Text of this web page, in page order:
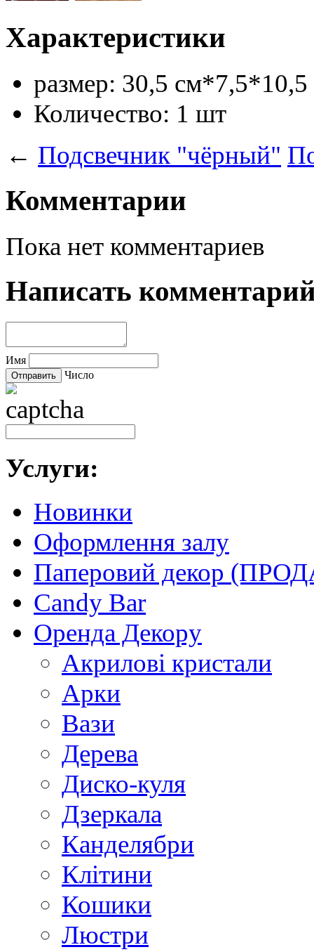
Характеристики
размер: 30,5 см*7,5*10,5
Количество: 1 шт
← Подсвечник "чёрный"
Комментарии
Пока нет комментариев
Написать
Имя
Число
Услуги:
Новинки
Оформлення залу
Паперовий декор
Candy Bar
Оренда Декору
Акриловi кристали
Арки
Вази
Дерева
Диско-куля
Дзеркала
Канделябри
Клiтини
Кошики
Люстри